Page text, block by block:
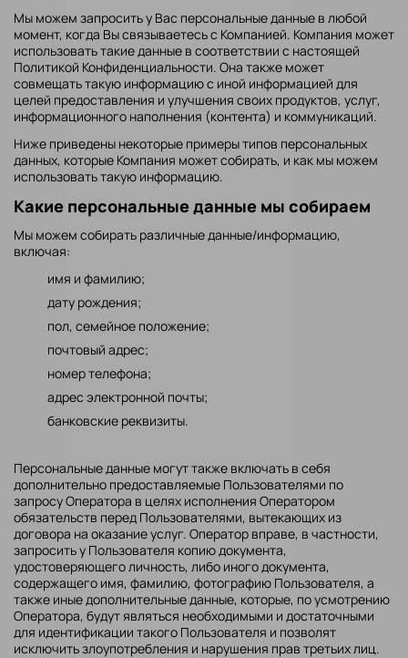
Мы можем запросить у Вас персональные данные в любой
момент, когда Вы связываетесь с Компанией. Компания может
использовать такие данные в соответствии с настоящей
Политикой Конфиденциальности. Она также может
совмещать такую информацию с иной информацией для
целей предоставления и улучшения своих продуктов, услуг,
информационного наполнения (контента) и коммуникаций.
Ниже приведены некоторые примеры типов персональных
данных, которые Компания может собирать, и как мы можем
использовать такую информацию.
Какие персональные данные мы собираем
Мы можем собирать различные данные/информацию,
включая:
имя и фамилию;
дату рождения;
пол, семейное положение;
почтовый адрес;
номер телефона;
адрес электронной почты;
банковские реквизиты.
Персональные данные могут также включать в себя
дополнительно предоставляемые Пользователями по
запросу Оператора в целях исполнения Оператором
обязательств перед Пользователями, вытекающих из
договора на оказание услуг. Оператор вправе, в частности,
запросить у Пользователя копию документа,
удостоверяющего личность, либо иного документа,
содержащего имя, фамилию, фотографию Пользователя, а
также иные дополнительные данные, которые, по усмотрению
Оператора, будут являться необходимыми и достаточными
для идентификации такого Пользователя и позволят
исключить злоупотребления и нарушения прав третьих лиц.